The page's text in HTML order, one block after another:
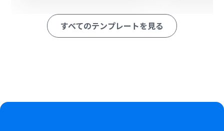
■このワークフローのカスタムポイント
Slackでの通知設定では、情報の共有先となるチャンネル
すべてのテンプレートを見る